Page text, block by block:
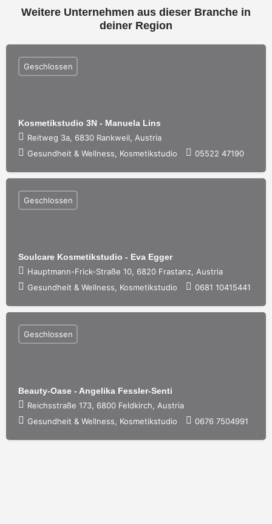
Weitere Unternehmen aus dieser Branche in
deiner Region
Kosmetikstudio 3N - Manuela Lins
Reitweg 3a, 6830 Rankweil, Austria
Gesundheit & Wellness, Kosmetikstudio
05522 47190
Geschlossen
Soulcare Kosmetikstudio - Eva Egger
Hauptmann-Frick-Straße 10, 6820 Frastanz, Austria
Gesundheit & Wellness, Kosmetikstudio
0681 10415441
Geschlossen
Beauty-Oase - Angelika Fessler-Senti
Reichsstraße 173, 6800 Feldkirch, Austria
Gesundheit & Wellness, Kosmetikstudio
0676 7504991
Geschlossen